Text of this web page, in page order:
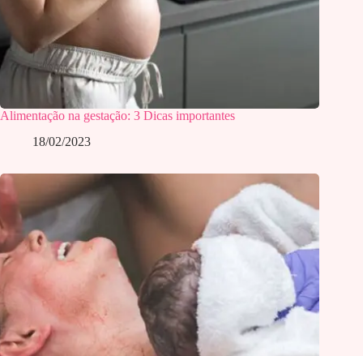
Alimentação na gestação: 3 Dicas importantes
18/02/2023